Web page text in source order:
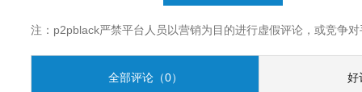
注：p2pblack严禁平台人员以营销为目的进行虚假评论，或竞争
全部评论（0） 好